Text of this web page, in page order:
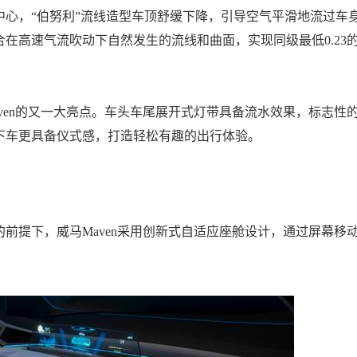
“伯努利”流线造型车顶舒缓下降，引导空气平滑地流过车
高速气流吹动下自然发生的流线和曲面，实现同级最低0.23
又一大亮点。车头车尾展开式灯带具备流水效果，标志性
更具备仪式感，打造轻松有趣的出行体验。
下，威马Maven采用创新式自适应座舱设计，通过屏幕移